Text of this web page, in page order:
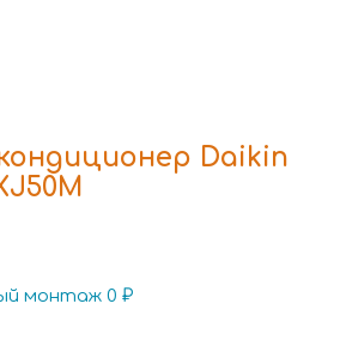
Daikin
монтаж 0 ₽